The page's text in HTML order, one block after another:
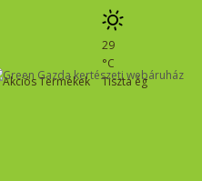
Akciós Termékek
29
°C
Tiszta ég